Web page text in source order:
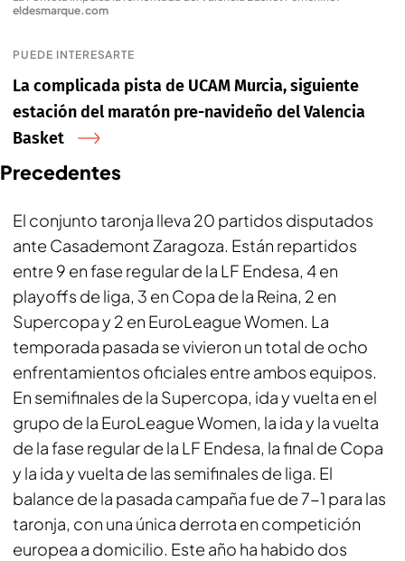
eldesmarque.com
PUEDE INTERESARTE
La complicada pista de UCAM Murcia, siguiente
estación del maratón pre-navideño del Valencia
Basket
Precedentes
El conjunto taronja lleva 20 partidos disputados
ante Casademont Zaragoza. Están repartidos
entre 9 en fase regular de la LF Endesa, 4 en
playoffs de liga, 3 en Copa de la Reina, 2 en
Supercopa y 2 en EuroLeague Women. La
temporada pasada se vivieron un total de ocho
enfrentamientos oficiales entre ambos equipos.
En semifinales de la Supercopa, ida y vuelta en el
grupo de la EuroLeague Women, la ida y la vuelta
de la fase regular de la LF Endesa, la final de Copa
y la ida y vuelta de las semifinales de liga. El
balance de la pasada campaña fue de 7-1 para las
taronja, con una única derrota en competición
europea a domicilio. Este año ha habido dos